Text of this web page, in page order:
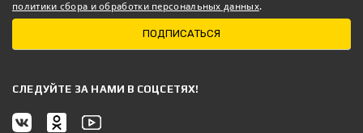
политики сбора и обработки персональных данных.
ПОДПИСАТЬСЯ
CЛЕДУЙТЕ ЗА НАМИ В СОЦСЕТЯХ!